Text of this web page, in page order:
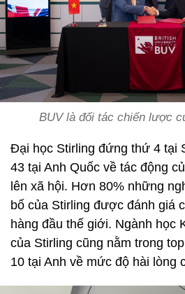
BUV là đối tác chiến lược
Đại học Stirling đứng thứ 4 tại
43 tại Anh Quốc về tác động
lên xã hội. Hơn 80% những
bố của Stirling được đánh giá
hàng đầu thế giới. Ngành học
của Stirling cũng nằm trong
10 tại Anh về mức độ hài lòng